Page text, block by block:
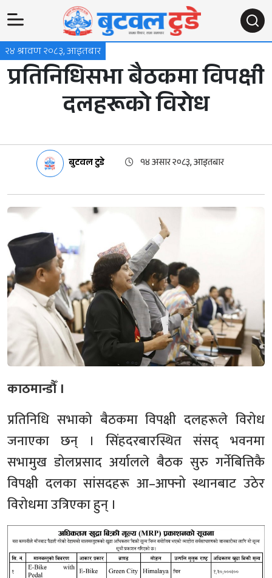
२४ श्रावण २०८३, आइतबार
प्रतिनिधिसभा बैठकमा विपक्षी
दलहरूको विरोध
बुटवल टुडे १४ असार २०८३, आइतबार
काठमान्डौँ ।
प्रतिनिधि सभाको बैठकमा विपक्षी दलहरूले विरोध
जनाएका छन् । सिंहदरबारस्थित संसद् भवनमा
सभामुख डोलप्रसाद अर्यालले बैठक सुरु गर्नेबित्तिकै
विपक्षी दलका सांसदहरू आ–आफ्नो स्थानबाट उठेर
विरोधमा उत्रिएका हुन् ।